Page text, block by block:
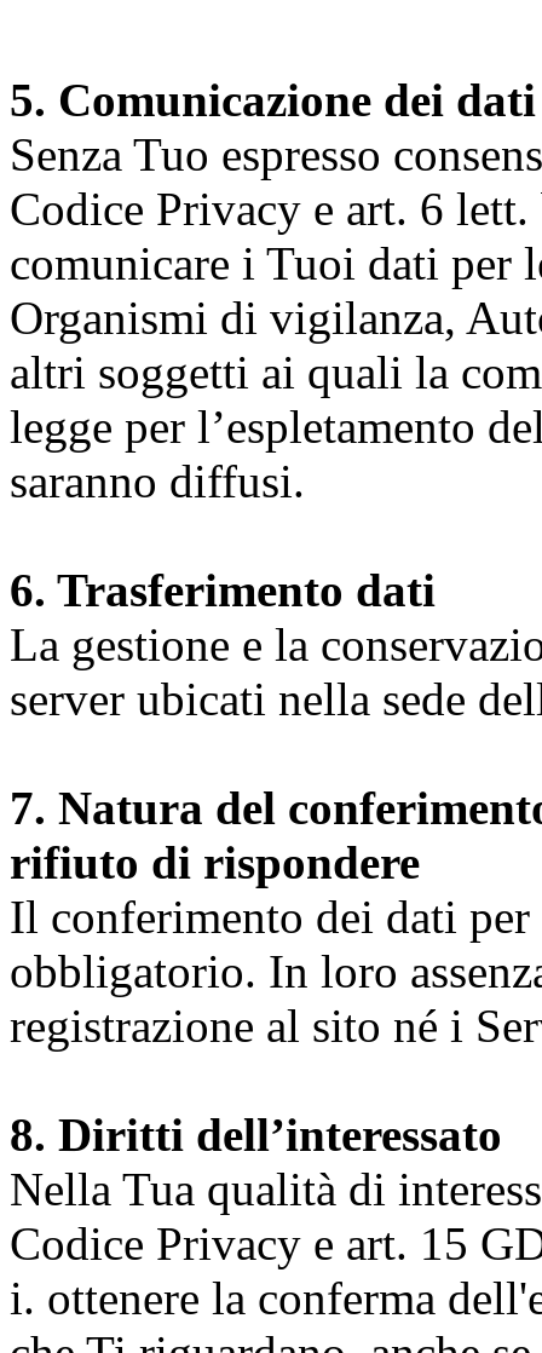
5. Comunicazione dei dati
Senza Tuo espresso
Codice Privacy e art. 6
comunicare i Tuoi dati per
Organismi di vigilanza,
altri soggetti ai quali la
legge per l’espletamento
saranno diffusi.
6. Trasferimento dati
La gestione e la
server ubicati nella sede
7. Natura del
rifiuto di rispondere
Il conferimento dei dati
obbligatorio. In loro
registrazione al sito né i
8. Diritti dell’interessato
Nella Tua qualità di
Codice Privacy e art. 15
i. ottenere la conferma